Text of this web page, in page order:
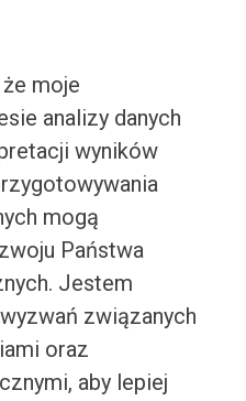
moje
analizy danych
wyników
mogą
Państwa
Jestem
związanych
oraz
aby lepiej